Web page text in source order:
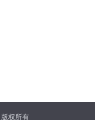
版权所有